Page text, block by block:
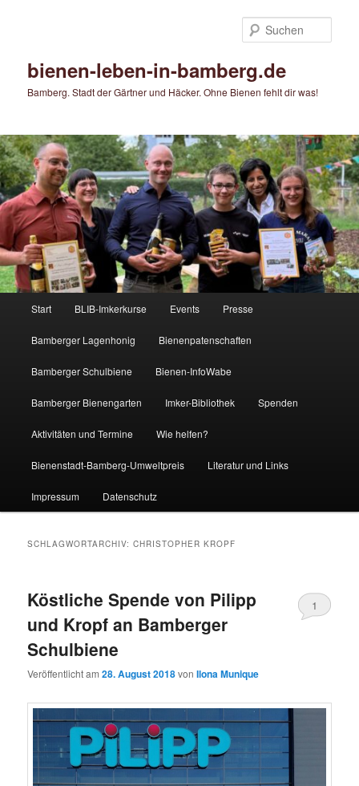
bienen-leben-in-bamberg.de
Bamberg. Stadt der Gärtner und Häcker. Ohne Bienen fehlt dir was!
Start BLIB-Imkerkurse Events Presse
Bamberger Lagenhonig Bienenpatenschaften
Bamberger Schulbiene Bienen-InfoWabe
Bamberger Bienengarten Imker-Bibliothek Spenden
Aktivitäten und Termine Wie helfen?
Bienenstadt-Bamberg-Umweltpreis Literatur und Links
Impressum Datenschutz
SCHLAGWORTARCHIV:CHRISTOPHER KROPF
Köstliche Spende von Pilipp
und Kropf an Bamberger
Schulbiene
Veröffentlicht am28. August 2018vonIlona Munique
1